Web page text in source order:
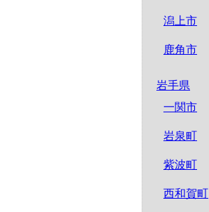
潟上市
鹿角市
岩手県
一関市
岩泉町
紫波町
西和賀町